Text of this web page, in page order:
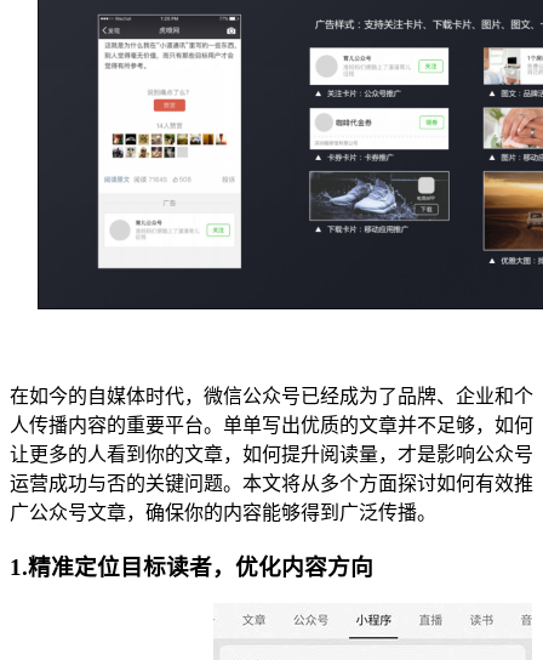
在如今的自媒体时代，微信公众号已经成为了品牌、企业和个
人传播内容的重要平台。单单写出优质的文章并不足够，如何
让更多的人看到你的文章，如何提升阅读量，才是影响公众号
运营成功与否的关键问题。本文将从多个方面探讨如何有效推
广公众号文章，确保你的内容能够得到广泛传播。
1.精准定位目标读者，优化内容方向